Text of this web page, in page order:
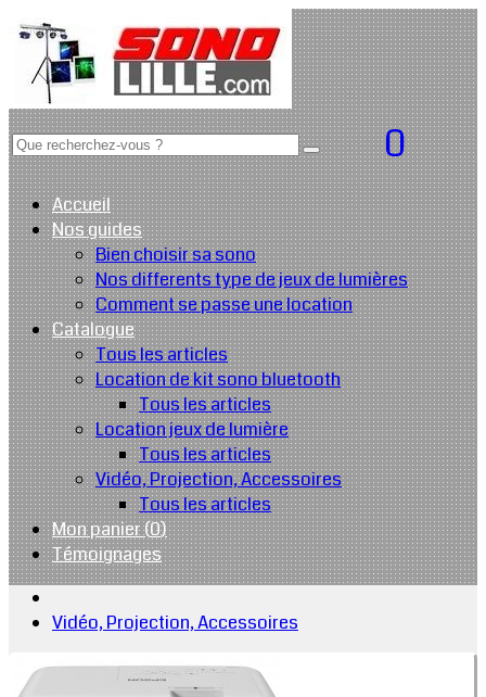
0
Accueil
Nos guides
Bien choisir sa sono
Nos differents type de jeux de lumières
Comment se passe une location
Catalogue
Tous les articles
Location de kit sono bluetooth
Tous les articles
Location jeux de lumière
Tous les articles
Vidéo, Projection, Accessoires
Tous les articles
Mon panier (0)
Témoignages
Vidéo, Projection, Accessoires